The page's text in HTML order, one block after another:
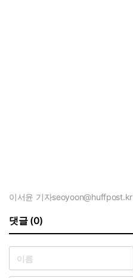
이서윤 기자seoyoon@huffpost.kr
댓글 (0)